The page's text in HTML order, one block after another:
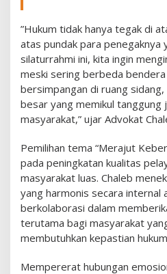
a
r
S
i
l
a
t
u
a
h
m
i
i
T
h
T
​”Hukum tidak hanya tegak di
atas pundak para penegaknya
silaturrahmi ini, kita ingin
meski sering berbeda
bersimpangan di ruang
besar yang memikul tanggung
masyarakat,” ujar Advokat
​Pemilihan tema “Merajut
pada peningkatan kualitas
masyarakat luas. Chaleb
yang harmonis secara internal
berkolaborasi dalam
terutama bagi masyarakat
membutuhkan kepastian
​Mempererat hubungan